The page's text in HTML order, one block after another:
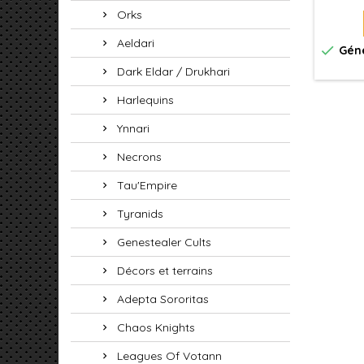
Orks
Aeldari
Dark Eldar / Drukhari
Harlequins
Ynnari
Necrons
Tau'Empire
Tyranids
Genestealer Cults
Décors et terrains
Adepta Sororitas
Chaos Knights
Leagues Of Votann
pour
dans
de
